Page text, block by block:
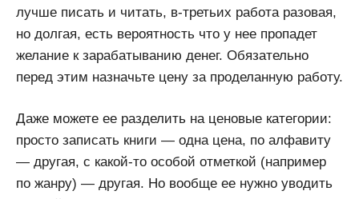
лучше писать и читать, в-третьих работа разовая,
но долгая, есть вероятность что у нее пропадет
желание к зарабатыванию денег. Обязательно
перед этим назначьте цену за проделанную работу.
Даже можете ее разделить на ценовые категории:
просто записать книги — одна цена, по алфавиту
— другая, с какой-то особой отметкой (например
по жанру) — другая. Но вообще ее нужно уводить